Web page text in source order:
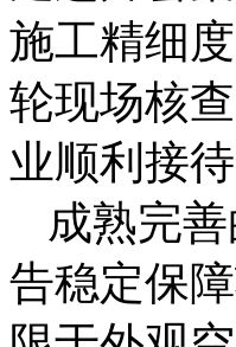
施工精细
轮现场核
业顺利接
成熟完
告稳定保